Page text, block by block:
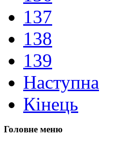
137
138
139
Наступна
Кінець
Головне меню